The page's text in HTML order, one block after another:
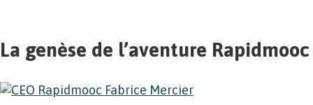
La genèse de l’aventure Rapidmooc